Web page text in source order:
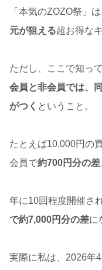
「本気のZOZO祭」は
元が狙える超お得な
ただし、ここで知っ
会員と非会員では、
がつく ということ。
たとえば10,000円の
会員で約700円分の差
年に10回程度開催さ
で約7,000円分の差に
実際に私は、2026年